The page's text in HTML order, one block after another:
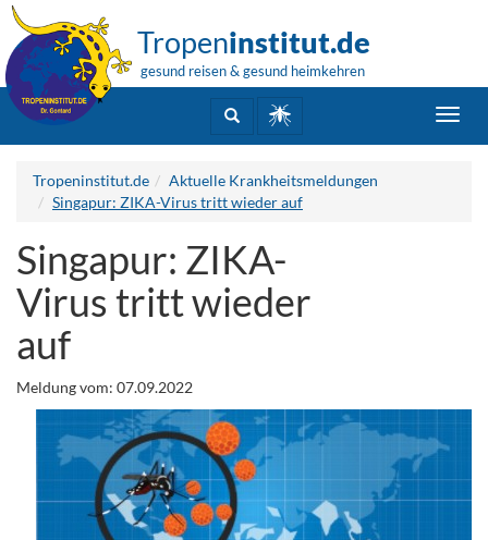
Tropeninstitut.de
gesund reisen & gesund heimkehren
Tropeninstitut.de
Aktuelle Krankheitsmeldungen
Singapur: ZIKA-Virus tritt wieder auf
Singapur: ZIKA-
Virus tritt wieder
auf
Meldung vom: 07.09.2022